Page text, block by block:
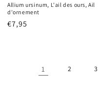
Allium ursinum, L'ail des ours, Ail
d'ornement
Prix
€7,95
1 2 3